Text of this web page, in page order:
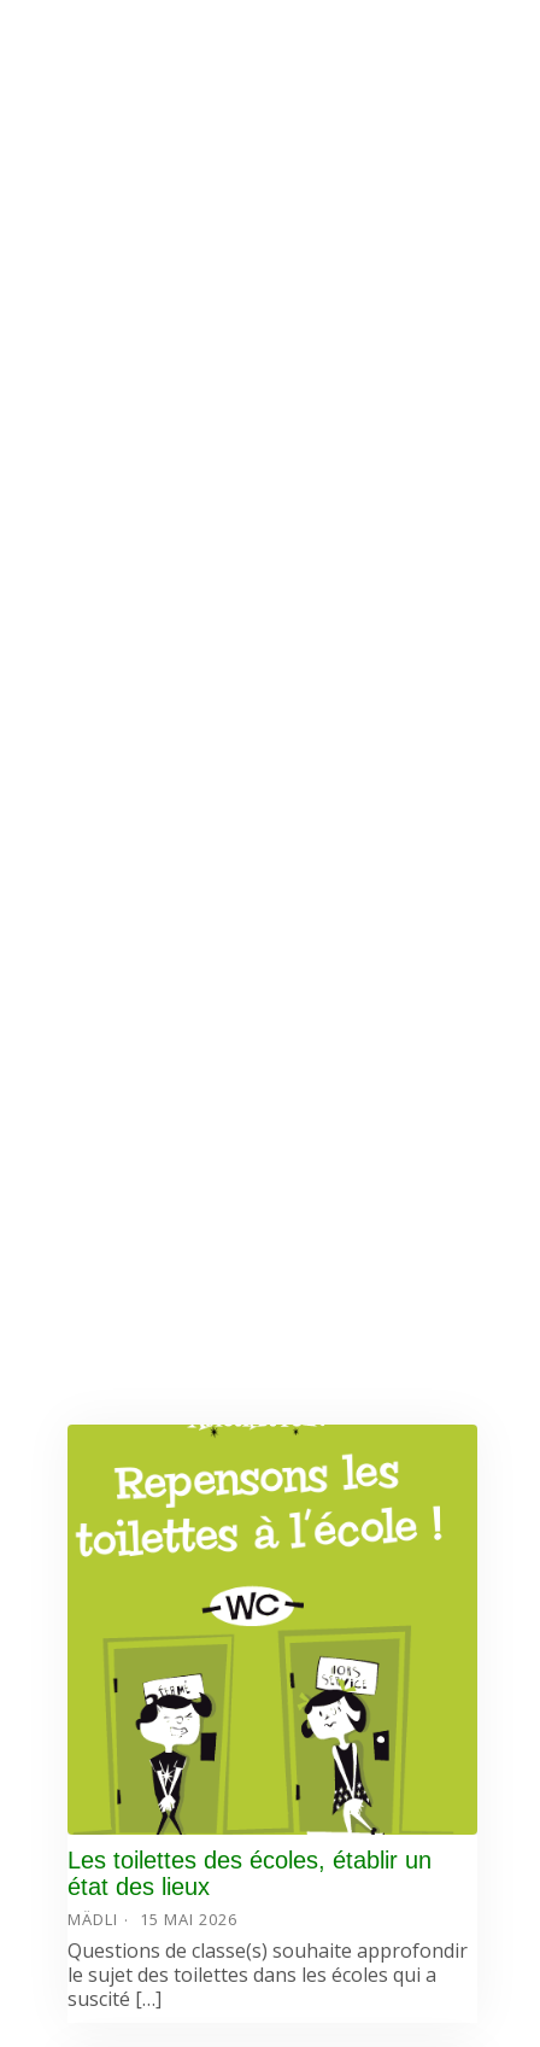
Les toilettes des écoles, établir un
état des lieux
MÄDLI 15 MAI 2026
Questions de classe(s) souhaite approfondir
le sujet des toilettes dans les écoles qui a
suscité […]